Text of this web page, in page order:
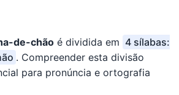
de-chão é dividida em 4 sílabas:
. Compreender esta divisão
para pronúncia e ortografia